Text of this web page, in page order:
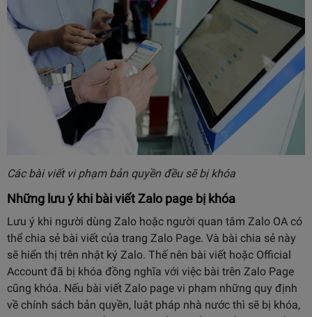
Các bài viết vi phạm bản quyền đều sẽ bị khóa
Những lưu ý khi bài viết Zalo page bị khóa
Lưu ý khi người dùng Zalo hoặc người quan tâm Zalo OA có
thể chia sẻ bài viết của trang Zalo Page. Và bài chia sẻ này
sẽ hiển thị trên nhật ký Zalo. Thế nên bài viết hoặc Official
Account đã bị khóa đồng nghĩa với việc bài trên Zalo Page
cũng khóa. Nếu bài viết Zalo page vi phạm những quy định
về chính sách bản quyền, luật pháp nhà nước thì sẽ bị khóa,